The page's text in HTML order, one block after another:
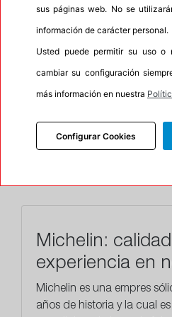
Michelin:
experiencia en
Michelin es una empres
años de historia y la cual
sus páginas web. No se
información de carácter personal.
Usted puede permitir su uso o
cambiar su configuración
más información en nuestra
Configurar Cookies